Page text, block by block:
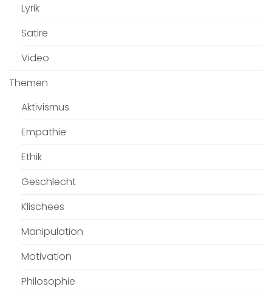
Lyrik
Satire
Video
Themen
Aktivismus
Empathie
Ethik
Geschlecht
Klischees
Manipulation
Motivation
Philosophie